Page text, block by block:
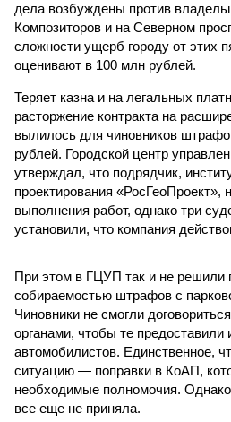
дела возбуждены против
Композиторов и на Северном
сложности ущерб городу от этих
оценивают в 100 млн рублей.
Теряет казна и на легальных
расторжение контракта на
вылилось для чиновников
рублей. Городской центр
утверждал, что подрядчик,
проектирования «РосГеоПроект»,
выполнения работ, однако три
установили, что компания
При этом в ГЦУП так и не решили
собираемостью штрафов с
Чиновники не смогли
органами, чтобы те
автомобилистов. Единственное,
ситуацию — поправки в КоАП,
необходимые полномочия.
все еще не приняла.